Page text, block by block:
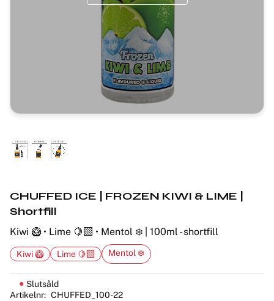
CHUFFED ICE | FROZEN KIWI & LIME |
Shortfill
Kiwi 🥝 • Lime 🍋‍🟩 • Mentol ❄️ | 100ml - shortfill
Slutsåld
Artikelnr
CHUFFED_100-22
Kiwi 🥝 Lime 🍋‍🟩 Mentol ❄️